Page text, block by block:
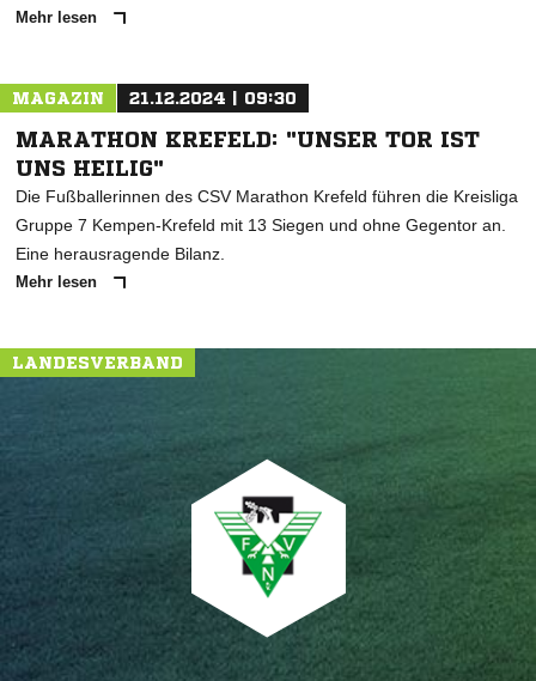
Mehr lesen
MAGAZIN 21.12.2024 | 09:30
MARATHON KREFELD: "UNSER TOR IST
UNS HEILIG"
Die Fußballerinnen des CSV Marathon Krefeld führen die Kreisliga
Gruppe 7 Kempen-Krefeld mit 13 Siegen und ohne Gegentor an.
Eine herausragende Bilanz.
Mehr lesen
LANDESVERBAND